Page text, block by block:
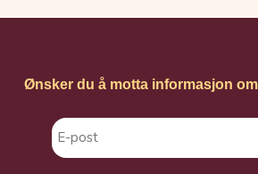
Ønsker du å motta informasjon